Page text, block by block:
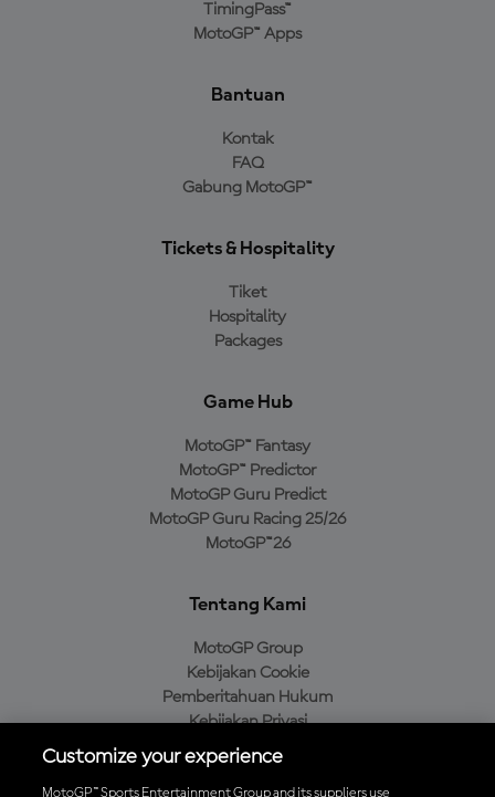
TimingPass™
MotoGP™ Apps
Bantuan
Kontak
FAQ
Gabung MotoGP™
Tickets & Hospitality
Tiket
Hospitality
Packages
Game Hub
MotoGP™ Fantasy
MotoGP™ Predictor
MotoGP Guru Predict
MotoGP Guru Racing 25/26
MotoGP™26
Tentang Kami
MotoGP Group
Kebijakan Cookie
Pemberitahuan Hukum
Kebijakan Privasi
Kebijakan Pembelian
Customize your experience
MotoGP™ Sports Entertainment Group and its suppliers use